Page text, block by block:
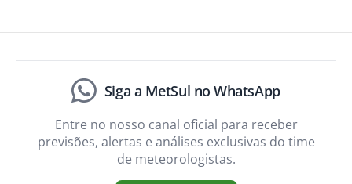
Siga a MetSul no WhatsApp
Entre no nosso canal oficial para receber
previsões, alertas e análises exclusivas do time
de meteorologistas.